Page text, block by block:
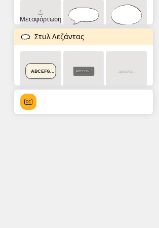
Μεταφόρτωση
Στυλ Λεζάντας
ABCEFG... ABCEFG... ABCEFG...
ABCEFG... ABCEFG...